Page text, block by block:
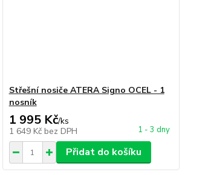
Střešní nosiče ATERA Signo OCEL - 1
nosník
1 995 Kč/ks
1 649 Kč bez DPH 1 - 3 dny
Přidat do košíku